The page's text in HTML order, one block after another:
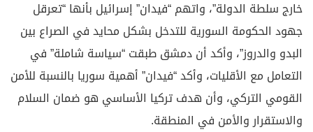
خارج سلطة الدولة”، واتهم “فيدان” إسرائيل بأنها “تعرقل
جهود الحكومة السورية للتدخل بشكل محايد في الصراع بين
البدو والدروز”، وأكد أن دمشق طبقت “سياسة شاملة” في
التعامل مع الأقليات، وأكد “فيدان” أهمية سوريا بالنسبة للأمن
القومي التركي، وأن هدف تركيا الأساسي هو ضمان السلام
والاستقرار والأمن في المنطقة.